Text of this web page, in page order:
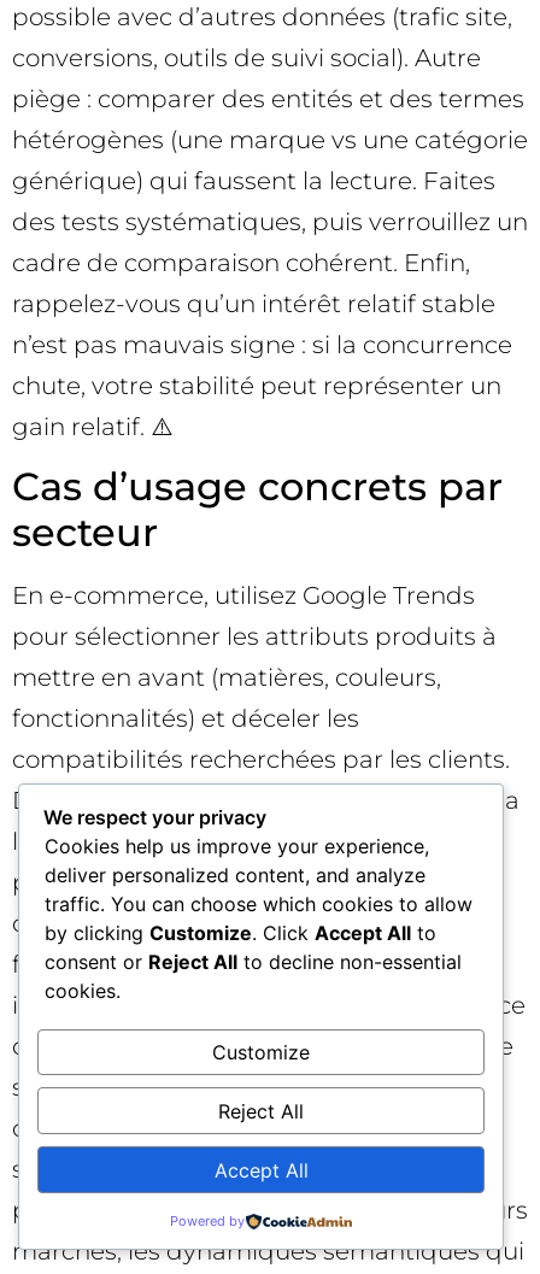
possible avec d’autres données (trafic site,
conversions, outils de suivi social). Autre
piège : comparer des entités et des termes
hétérogènes (une marque vs une catégorie
générique) qui faussent la lecture. Faites
des tests systématiques, puis verrouillez un
cadre de comparaison cohérent. Enfin,
rappelez-vous qu’un intérêt relatif stable
n’est pas mauvais signe : si la concurrence
chute, votre stabilité peut représenter un
gain relatif. ⚠️
Cas d’usage concrets par
secteur
En e-commerce, utilisez Google Trends
pour sélectionner les attributs produits à
mettre en avant (matières, couleurs,
fonctionnalités) et déceler les
compatibilités recherchées par les clients.
Dans les médias, la recherche de sujets via
langage naturel et les requêtes associées
permettent de décliner rapidement un
dossier en interviews, vérifications
factuelles et angles pratiques. Pour les
institutions publiques, la détection précoce
de requêtes en hausse autour d’un thème
sensible aide à calibrer une
communication pédagogique. Enfin, les
start-up peuvent valider un
positionnement en observant, sur plusieurs
marchés, les dynamiques sémantiques qui
We respect your privacy
Cookies help us improve your experience,
deliver personalized content, and analyze
traffic. You can choose which cookies to allow
by clicking Customize. Click Accept All to
consent or Reject All to decline non-essential
cookies.
Customize
Reject All
Accept All
Powered by